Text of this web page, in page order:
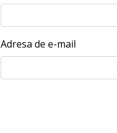
Adresa de e-mail